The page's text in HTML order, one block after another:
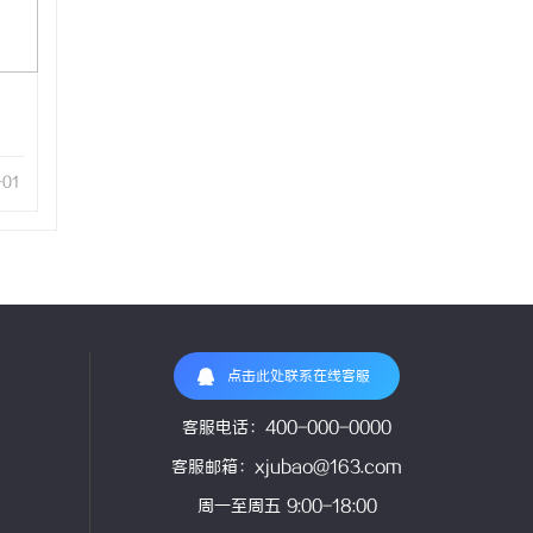
点击此处联系在线客服
客服电话：400-000-0000
客服邮箱：xjubao@163.com
周一至周五 9:00-18:00